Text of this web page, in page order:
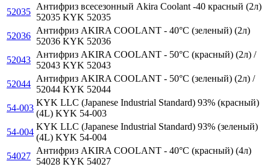
52035
Антифриз всесезонный Akira Coolant -40 красный (2л)
52035 KYK 52035
52036
Антифриз AKIRA COOLANT - 40°C (зеленый) (2л)
52036 KYK 52036
52043
Антифриз AKIRA COOLANT - 50°C (красный) (2л) /
52043 KYK 52043
52044
Антифриз AKIRA COOLANT - 50°C (зеленый) (2л) /
52044 KYK 52044
54-003
KYK LLC (Japanese Industrial Standard) 93% (красный)
(4L) KYK 54-003
54-004
KYK LLC (Japanese Industrial Standard) 93% (зеленый)
(4L) KYK 54-004
54027
Антифриз AKIRA COOLANT - 40°C (красный) (4л)
54028 KYK 54027